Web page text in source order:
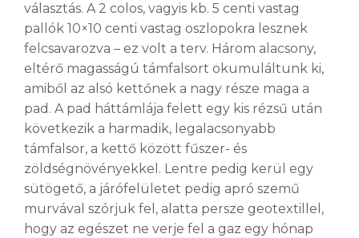
választás. A 2 colos, vagyis kb. 5 centi vastag
pallók 10×10 centi vastag oszlopokra lesznek
felcsavarozva – ez volt a terv. Három alacsony,
eltérő magasságú támfalsort okumuláltunk ki,
amiből az alsó kettőnek a nagy része maga a
pad. A pad háttámlája felett egy kis rézsű után
következik a harmadik, legalacsonyabb
támfalsor, a kettő között fűszer- és
zöldségnövényekkel. Lentre pedig kerül egy
sütögető, a járófelületet pedig apró szemű
murvával szórjuk fel, alatta persze geotextillel,
hogy az egészet ne verje fel a gaz egy hónap